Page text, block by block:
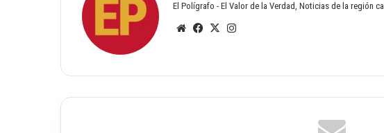
El Polígrafo - El Valor de la Verdad, Noticias de la región
Siti
b
Fac
X